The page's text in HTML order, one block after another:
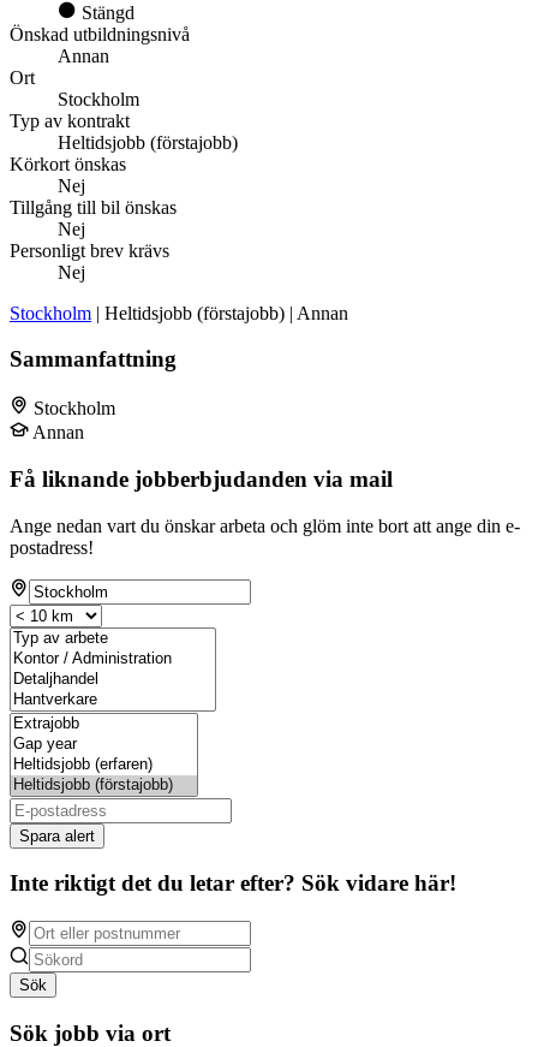
Stängd
Önskad utbildningsnivå
Annan
Ort
Stockholm
Typ av kontrakt
Heltidsjobb (förstajobb)
Körkort önskas
Nej
Tillgång till bil önskas
Nej
Personligt brev krävs
Nej
Stockholm | Heltidsjobb (förstajobb) | Annan
Sammanfattning
Stockholm
Annan
Få liknande jobberbjudanden via mail
Ange nedan vart du önskar arbeta och glöm inte bort att ange din e-
postadress!
Spara alert
Inte riktigt det du letar efter? Sök vidare här!
Sök
Sök jobb via ort